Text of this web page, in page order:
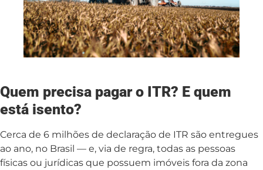
Quem precisa pagar o ITR? E quem
está isento?
Cerca de 6 milhões de declaração de ITR são entregues
ao ano, no Brasil — e, via de regra, todas as pessoas
físicas ou jurídicas que possuem imóveis fora da zona